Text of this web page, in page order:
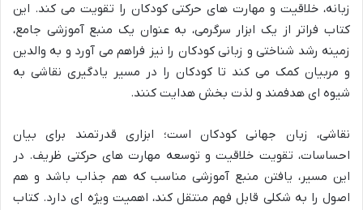
زبانه، خلاقیت و مهارت های حرکتی کودکان را تقویت می کند. این
کتاب فراتر از یک ابزار سرگرمی، به عنوان یک منبع آموزشی جامع،
زمینه رشد شناختی و زبانی کودکان را نیز فراهم می آورد و به والدین
و مربیان کمک می کند تا کودکان را در مسیر یادگیری نقاشی به
شیوه ای هدفمند و لذت بخش هدایت کنند.
نقاشی، زبان جهانی کودکان است؛ ابزاری قدرتمند برای بیان
احساسات، تقویت خلاقیت و توسعه مهارت های حرکتی ظریف. در
این مسیر، یافتن منبع آموزشی مناسب که هم جذاب باشد و هم
اصول را به شکلی قابل فهم منتقل کند، اهمیت ویژه ای دارد. کتاب